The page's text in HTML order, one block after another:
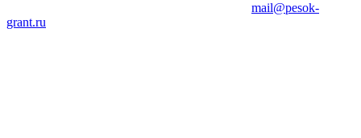
mail@pesok-
grant.ru